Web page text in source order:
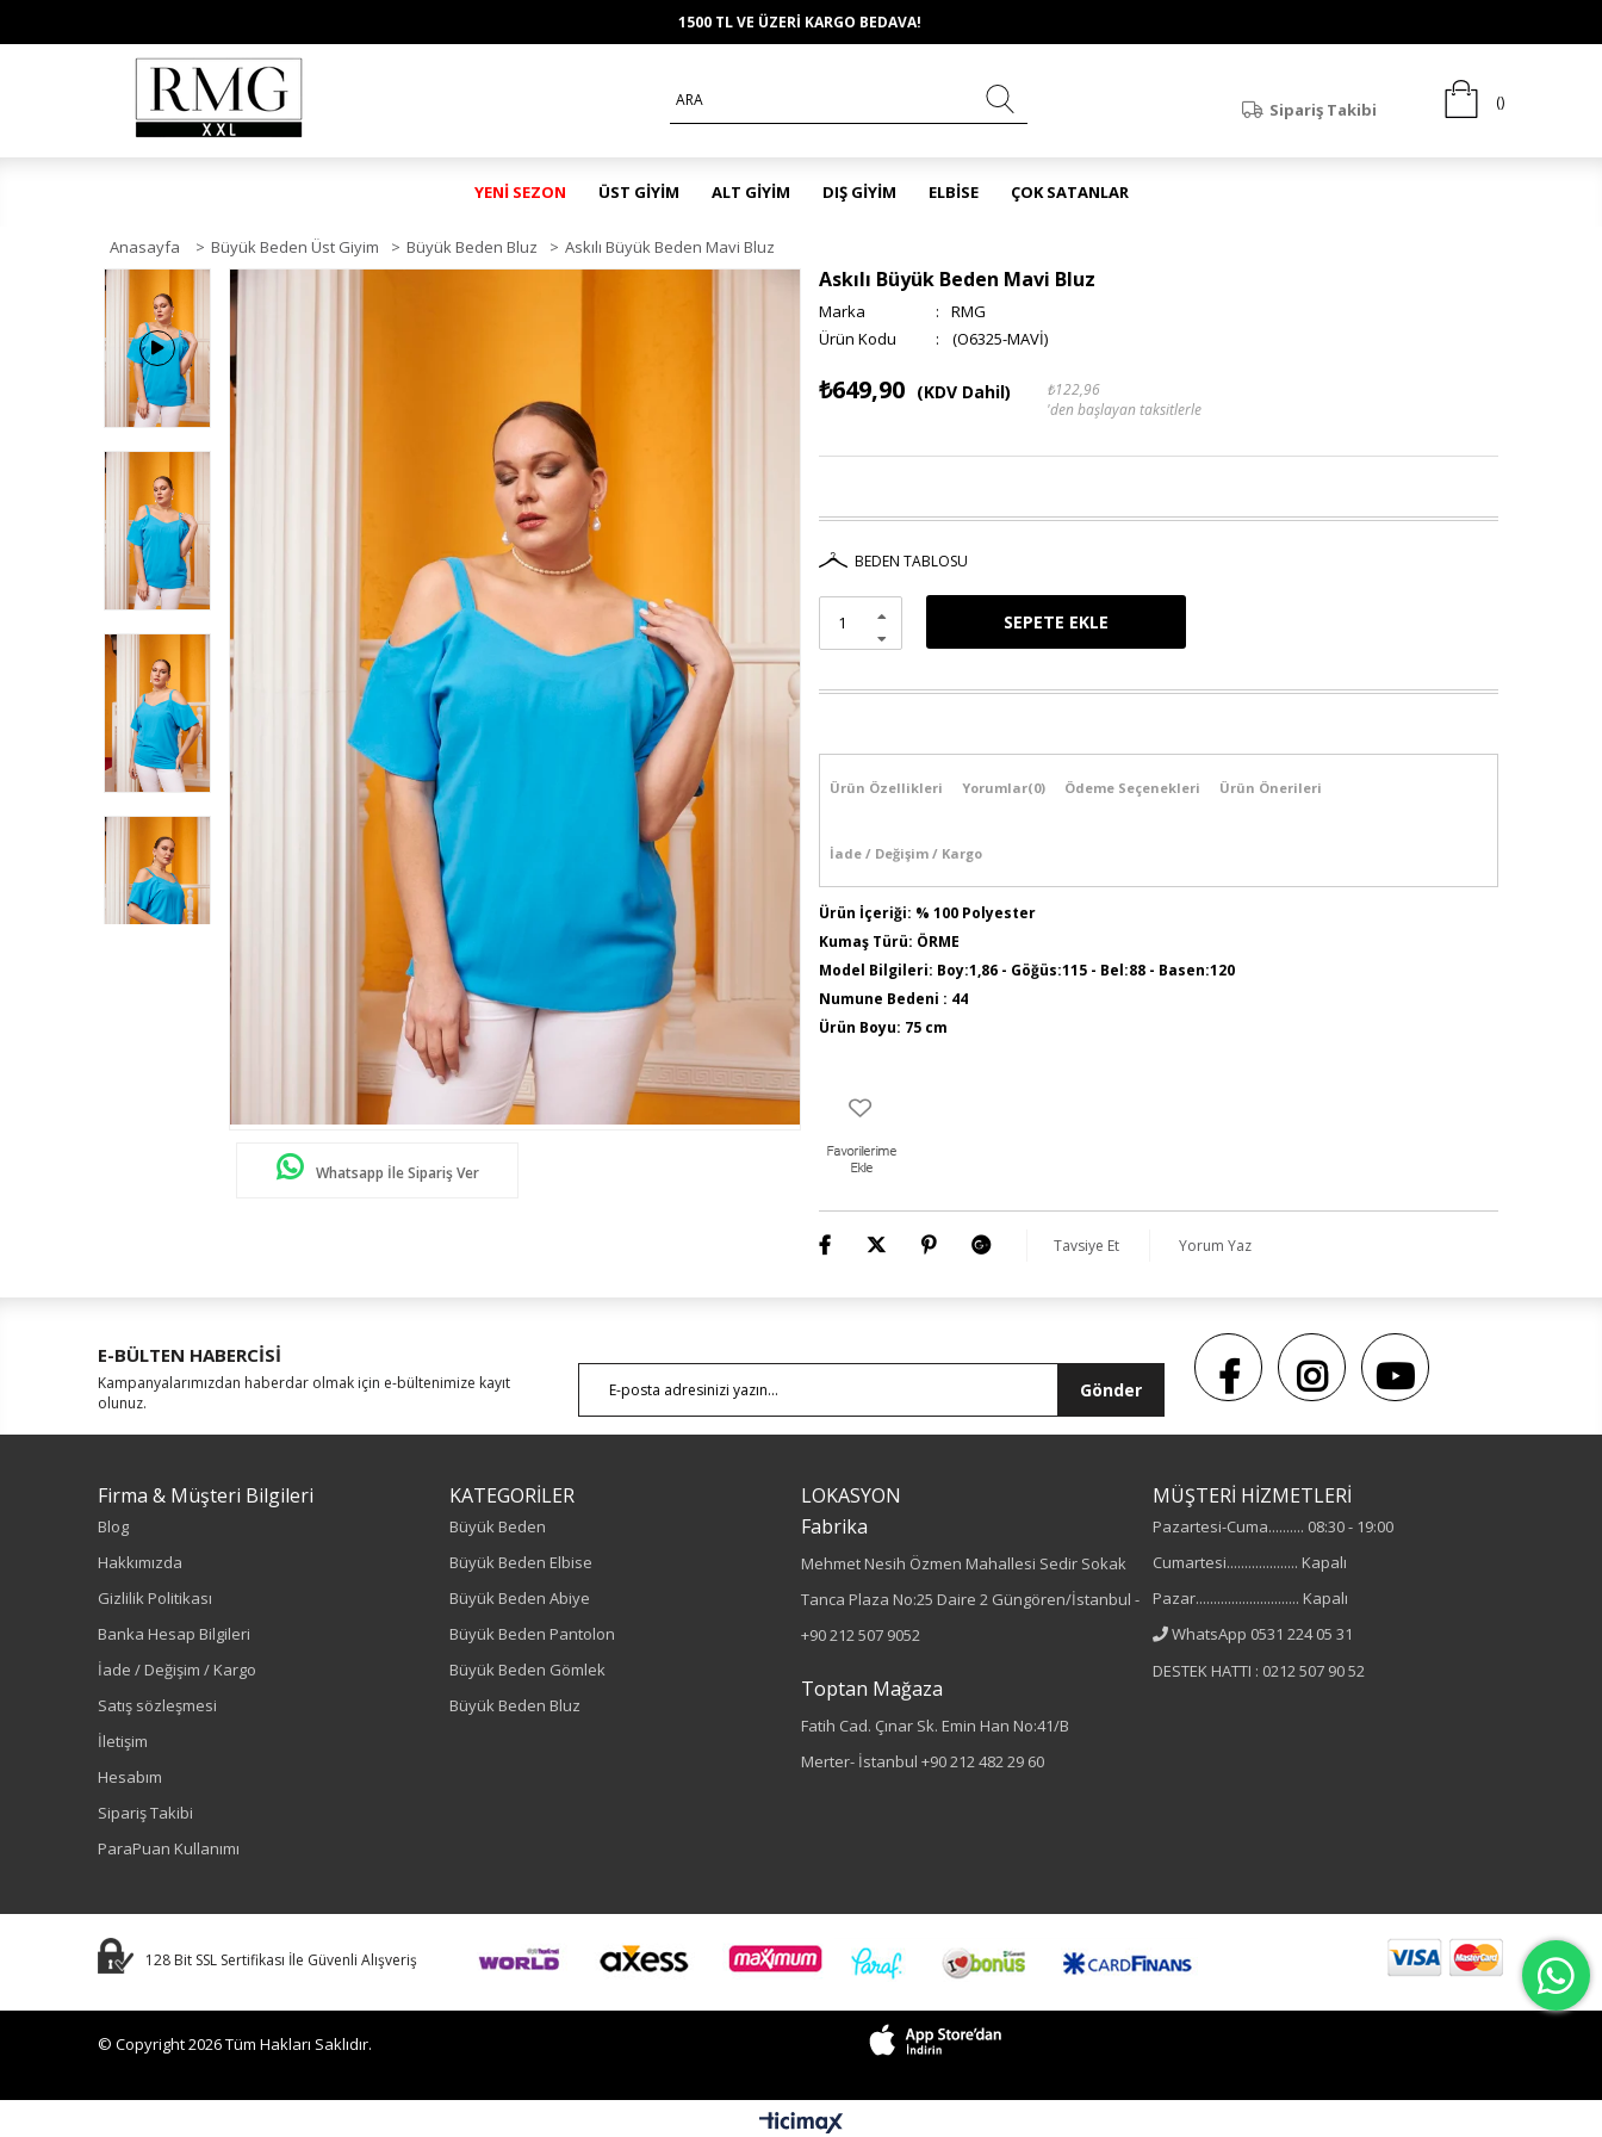
1500 TL VE ÜZERİ KARGO BEDAVA!
Sipariş Takibi
YENİ SEZON ÜST GİYİM ALT GİYİM DIŞ GİYİM ELBİSE ÇOK SATANLAR
Anasayfa > Büyük Beden Üst Giyim > Büyük Beden Bluz > Askılı Büyük Beden Mavi Bluz
Whatsapp İle Sipariş Ver
Askılı Büyük Beden Mavi Bluz
Marka :
RMG
(O6325-MAVİ)
₺649,90 (KDV Dahil)
₺122,96
'den başlayan taksitlerle
BEDEN TABLOSU
Ürün Özellikleri Yorumlar(0) Ödeme Seçenekleri Ürün Önerileri
İade / Değişim / Kargo
Ürün İçeriği: % 100 Polyester
Kumaş Türü: ÖRME
Model Bilgileri: Boy:1,86 - Göğüs:115 - Bel:88 - Basen:120
Numune Bedeni : 44
Ürün Boyu: 75 cm
Sezon : YAZLIK
Renk
Sezon
Tavsiye Et Yorum Yaz
E-BÜLTEN HABERCİSİ
Kampanyalarımızdan haberdar olmak için e-bültenimize kayıt
olunuz.
Gönder
Firma & Müşteri Bilgileri
Blog
Hakkımızda
Gizlilik Politikası
Banka Hesap Bilgileri
İade / Değişim / Kargo
Satış sözleşmesi
İletişim
Hesabım
Sipariş Takibi
ParaPuan Kullanımı
KATEGORİLER
Büyük Beden
Büyük Beden Elbise
Büyük Beden Abiye
Büyük Beden Pantolon
Büyük Beden Gömlek
Büyük Beden Bluz
LOKASYON
Fabrika
Mehmet Nesih Özmen Mahallesi Sedir Sokak
Tanca Plaza No:25 Daire 2 Güngören/İstanbul -
+90 212 507 9052
Toptan Mağaza
Fatih Cad. Çınar Sk. Emin Han No:41/B
Merter- İstanbul +90 212 482 29 60
MÜŞTERİ HİZMETLERİ
Pazartesi-Cuma.......... 08:30 - 19:00
Cumartesi.................... Kapalı
Pazar............................. Kapalı
WhatsApp 0531 224 05 31
DESTEK HATTI : 0212 507 90 52
128 Bit SSL Sertifikası İle Güvenli Alışveriş
© Copyright 2026 Tüm Hakları Saklıdır.